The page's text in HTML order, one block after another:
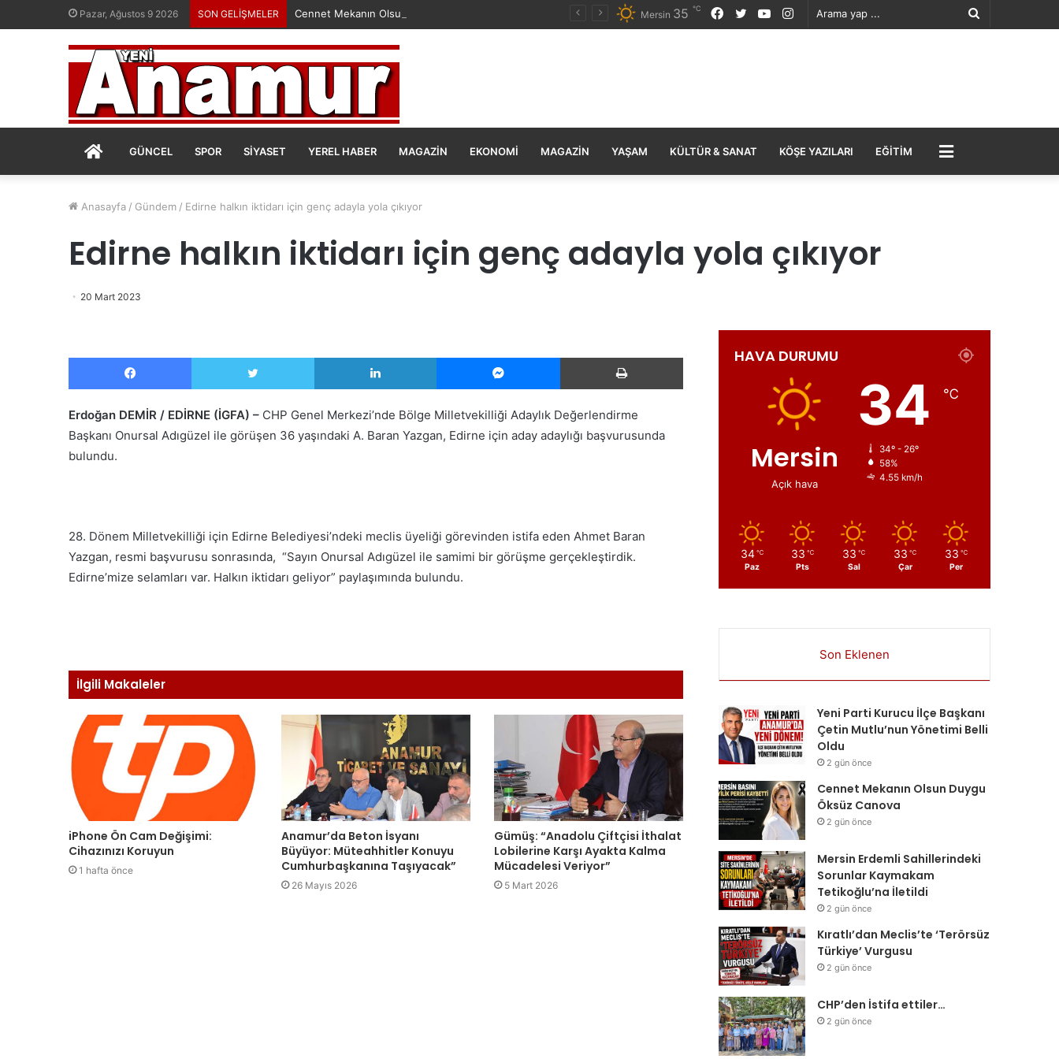
Pazar, Ağustos 9 2026 SON GELİŞMELER Cennet Mekanın Olsun Duygu Öksüz Canova
Arama
Instagram
YouTube
Twitter
Facebook
Mersin 35 ℃
ANASAYFA
GÜNCEL SPOR SIYASET YEREL HABER MAGAZIN EKONOMI MAGAZIN YAŞAM KÜLTÜR & SANAT KÖŞE YAZILARI EĞITIM MENÜ
Anasayfa / Gündem / Edirne halkın iktidarı için genç adayla yola çıkıyor
Edirne halkın iktidarı için genç adayla yola çıkıyor
20 Mart 2023
Facebook Twitter LinkedIn Messenger Yazdır
Erdoğan DEMİR / EDİRNE (İGFA) – CHP Genel Merkezi’nde Bölge Milletvekilliği Adaylık Değerlendirme
Başkanı Onursal Adıgüzel ile görüşen 36 yaşındaki A. Baran Yazgan, Edirne için aday adaylığı başvurusunda
bulundu.
28. Dönem Milletvekilliği için Edirne Belediyesi’ndeki meclis üyeliği görevinden istifa eden Ahmet Baran
Yazgan, resmi başvurusu sonrasında, “Sayın Onursal Adıgüzel ile samimi bir görüşme gerçekleştirdik.
Edirne’mize selamları var. Halkın iktidarı geliyor” paylaşımında bulundu.
İlgili Makaleler
iPhone Ön Cam Değişimi:
Cihazınızı Koruyun
1 hafta önce
Anamur’da Beton İsyanı
Büyüyor: Müteahhitler Konuyu
Cumhurbaşkanına Taşıyacak”
26 Mayıs 2026
Gümüş: “Anadolu Çiftçisi İthalat
Lobilerine Karşı Ayakta Kalma
Mücadelesi Veriyor”
5 Mart 2026
HAVA DURUMU
Mersin
Açık hava
34 ℃
34º - 26º
58%
4.55 km/h
34 ℃
Paz
33 ℃
Pts
33 ℃
Sal
33 ℃
Çar
33 ℃
Per
Son Eklenen
Yeni Parti Kurucu İlçe Başkanı
Çetin Mutlu’nun Yönetimi Belli
Oldu
2 gün önce
Cennet Mekanın Olsun Duygu
Öksüz Canova
2 gün önce
Mersin Erdemli Sahillerindeki
Sorunlar Kaymakam
Tetikoğlu’na İletildi
2 gün önce
Kıratlı’dan Meclis’te ‘Terörsüz
Türkiye’ Vurgusu
2 gün önce
CHP’den İstifa ettiler…
2 gün önce